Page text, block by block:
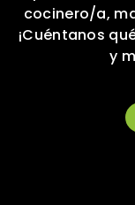
cocinero/a,
¡Cuéntanos
y